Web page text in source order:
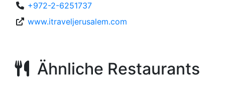
+972-2-6251737
www.itraveljerusalem.com
Ähnliche Restaurants